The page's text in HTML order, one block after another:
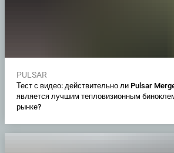
PULSAR
Тест с видео: действительно ли Pulsar
является лучшим тепловизионным
рынке?